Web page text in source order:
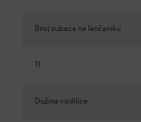
Broj zubaca na lančaniku
11
Dužina vodilice